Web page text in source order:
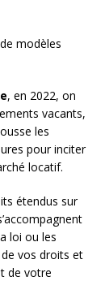
modèles
, en 2022, on
vacants,
les
pour inciter
locatif.
étendus sur
loi ou les
vos droits et
de votre